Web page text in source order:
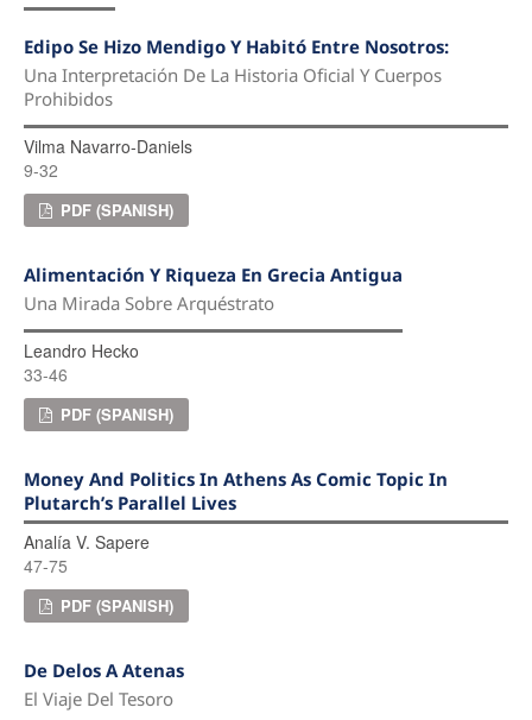
Edipo Se Hizo Mendigo Y Habitó Entre Nosotros:
Una Interpretación De La Historia Oficial Y Cuerpos
Prohibidos
Vilma Navarro-Daniels
9-32
PDF (SPANISH)
Alimentación Y Riqueza En Grecia Antigua
Una Mirada Sobre Arquéstrato
Leandro Hecko
33-46
PDF (SPANISH)
Money And Politics In Athens As Comic Topic In
Plutarch’s Parallel Lives
Analía V. Sapere
47-75
PDF (SPANISH)
De Delos A Atenas
El Viaje Del Tesoro